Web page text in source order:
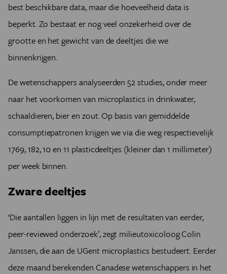
best beschikbare data, maar die hoeveelheid data is
beperkt. Zo bestaat er nog veel onzekerheid over de
grootte en het gewicht van de deeltjes die we
binnenkrijgen.
De wetenschappers analyseerden 52 studies, onder meer
naar het voorkomen van microplastics in drinkwater,
schaaldieren, bier en zout. Op basis van gemiddelde
consumptiepatronen krijgen we via die weg respectievelijk
1769, 182, 10 en 11 plasticdeeltjes (kleiner dan 1 millimeter)
per week binnen.
Zware deeltjes
‘Die aantallen liggen in lijn met de resultaten van eerder,
peer-reviewed onderzoek’, zegt milieutoxicoloog Colin
Janssen, die aan de UGent microplastics bestudeert. Eerder
deze maand berekenden Canadese wetenschappers in het